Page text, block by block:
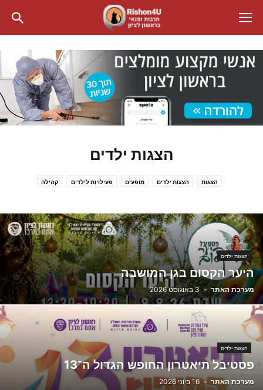
הצגות ילדים
הצגות הצגות ילדים מופעים פעילויות לילדים קהילה
הצגות ילדים
היער הקסום בגן המושבה
מערכת האתר - 3 באוגוסט 2026
הצגות ילדים
פסטיבל תיאטרון החופש הגדול ה־13
מערכת האתר - 16 ביוני 2026